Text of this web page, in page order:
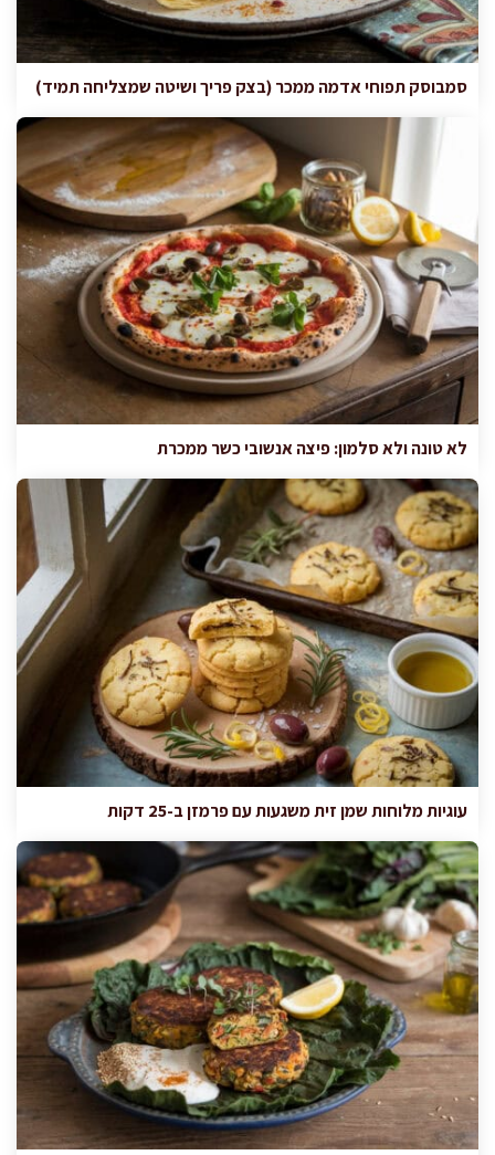
סמבוסק תפוחי אדמה ממכר (בצק פריך ושיטה שמצליחה תמיד)
לא טונה ולא סלמון: פיצה אנשובי כשר ממכרת
עוגיות מלוחות שמן זית משגעות עם פרמזן ב-25 דקות